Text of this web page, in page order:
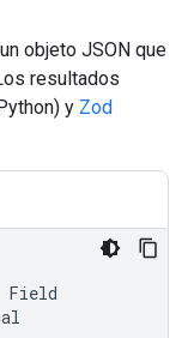
objeto JSON que
resultados
y Zod
Field